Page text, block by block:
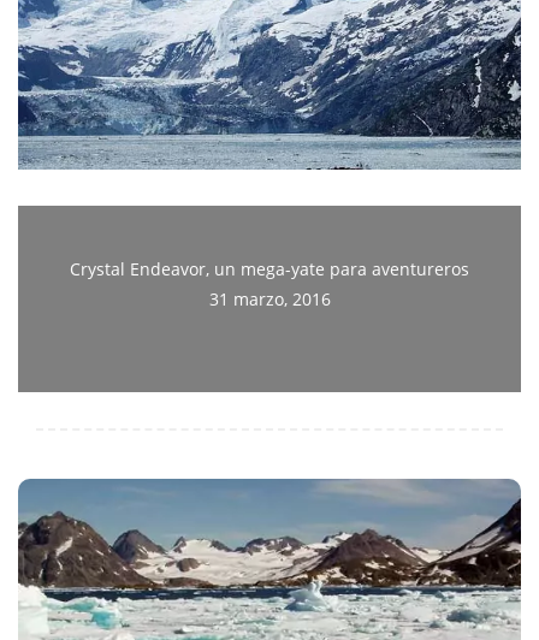
Crystal Endeavor, un mega-yate para aventureros
31 marzo, 2016